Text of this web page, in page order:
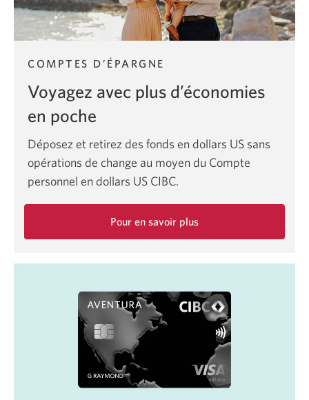
COMPTES D’ÉPARGNE
Voyagez avec plus d’économies
en poche
Déposez et retirez des fonds en dollars US sans
opérations de change au moyen du Compte
personnel en dollars US CIBC.
Pour en savoir plus
le